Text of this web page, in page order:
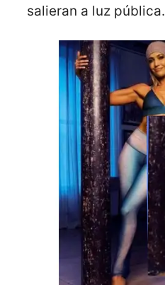
salieran a luz pública.